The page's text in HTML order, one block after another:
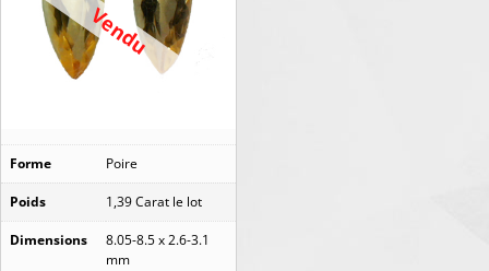
Vendu
Forme Poire
Poids 1,39 Carat le lot
Dimensions
8.05-8.5 x 2.6-3.1
mm